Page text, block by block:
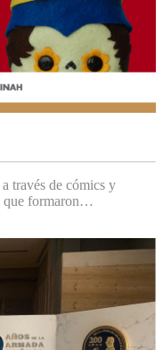
través de cómics y
que formaron…